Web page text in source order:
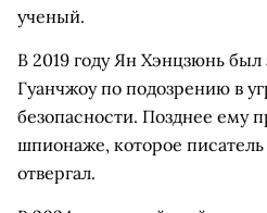
ученый.
В 2019 году Ян Хэнцзюнь
Гуанчжоу по подозрению в
безопасности. Позднее ему
шпионаже, которое писатель
отвергал.